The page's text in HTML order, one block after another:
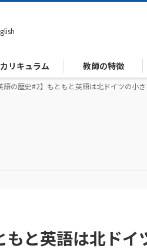
カリキュラム 教師の特徴
語の歴史#2】もともと英語は北ドイツの小
もと英語は北ド